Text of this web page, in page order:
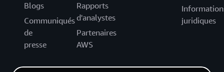
Blogs
Communiqués
de
presse
Rapports
d'analystes
Partenaires
AWS
juridiques